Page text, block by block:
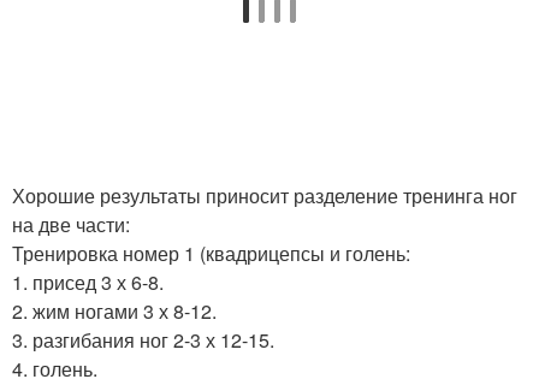
Хорошие результаты приносит разделение тренинга ног
на две части:
Тренировка номер 1 (квадрицепсы и голень:
1. присед 3 х 6-8.
2. жим ногами 3 х 8-12.
3. разгибания ног 2-3 х 12-15.
4. голень.